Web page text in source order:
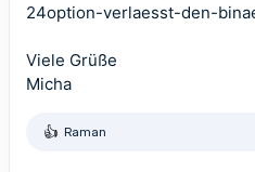
24option-verlaesst-den-
Viele Grüße
Micha
R
Raman